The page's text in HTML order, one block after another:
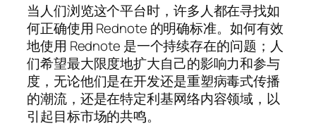
当人们浏览这个平台时，许多人都在寻找如
何正确使用 Rednote 的明确标准。如何有效
地使用 Rednote 是一个持续存在的问题；人
们希望最大限度地扩大自己的影响力和参与
度，无论他们是在开发还是重塑病毒式传播
的潮流，还是在特定利基网络内容领域，以
引起目标市场的共鸣。